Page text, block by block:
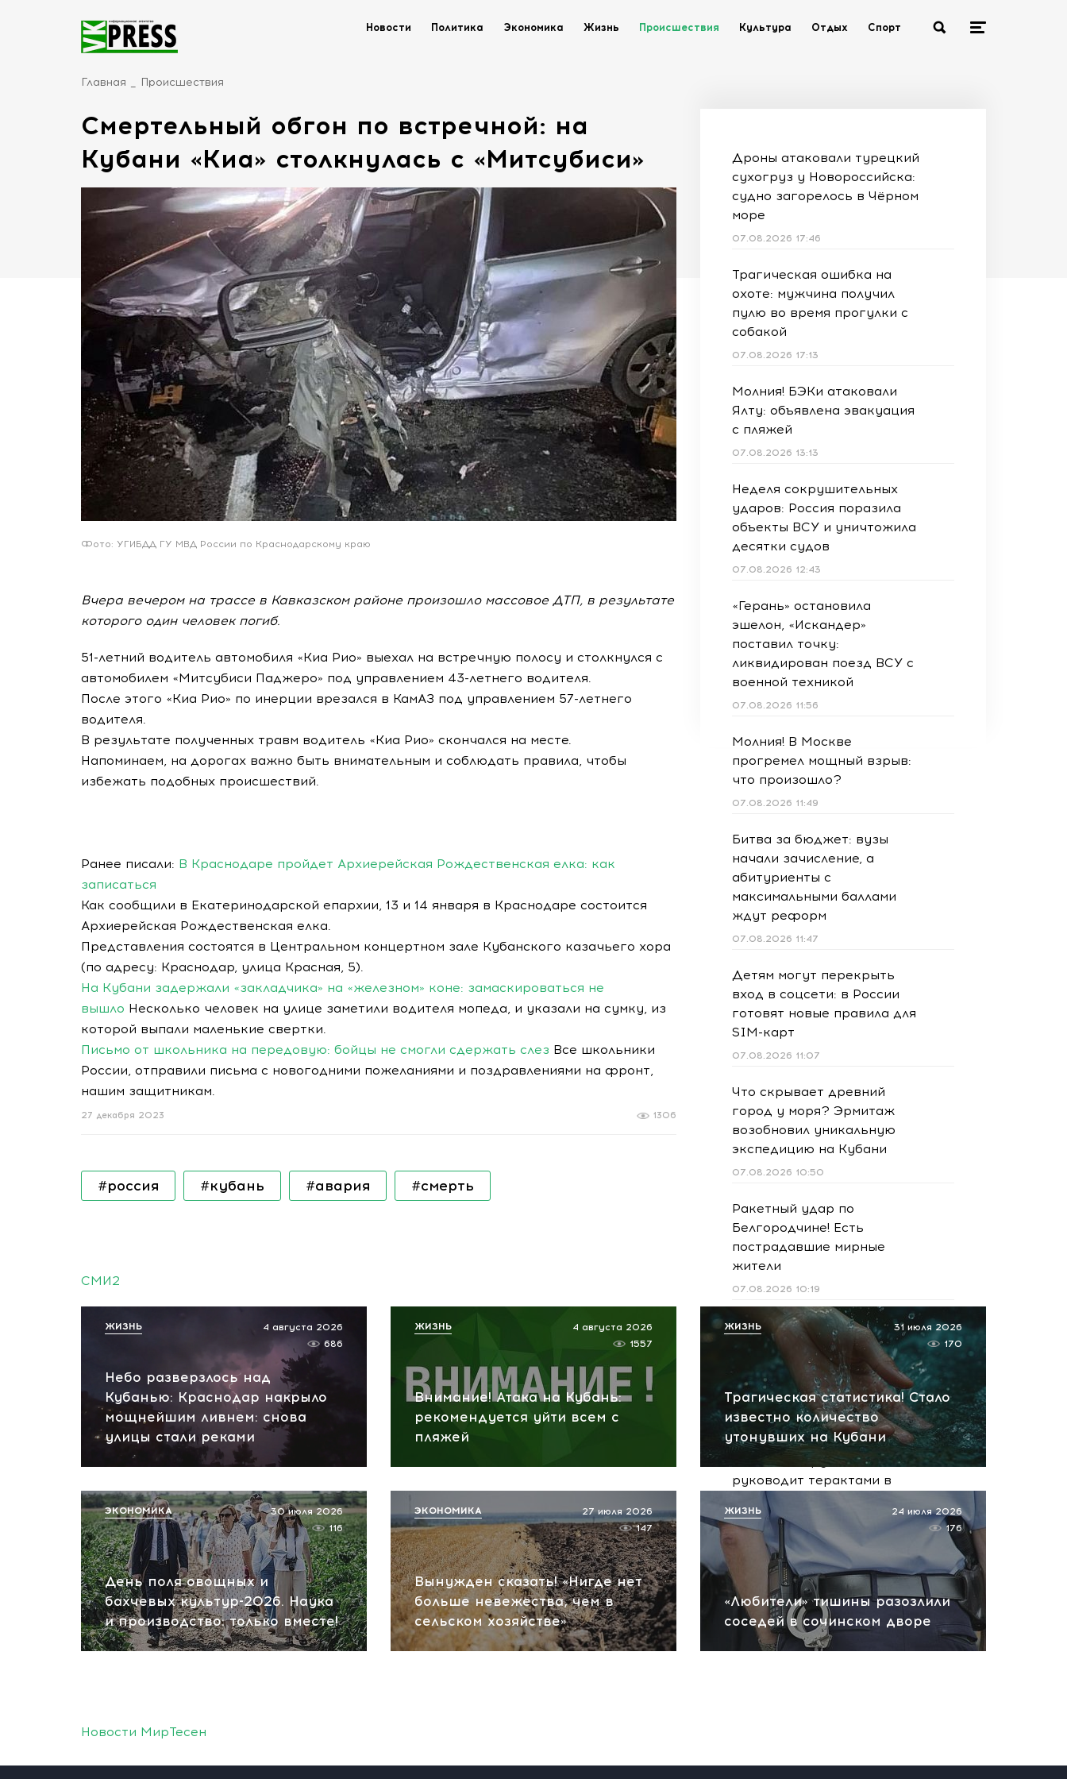
Новости Политика Экономика Жизнь Происшествия Культура Отдых Спорт
Главная Происшествия
Смертельный обгон по встречной: на
Кубани «Киа» столкнулась с «Митсубиси»
Фото: УГИБДД ГУ МВД России по Краснодарскому краю
Вчера вечером на трассе в Кавказском районе произошло массовое ДТП, в результате
которого один человек погиб.
51-летний водитель автомобиля «Киа Рио» выехал на встречную полосу и столкнулся с
автомобилем «Митсубиси Паджеро» под управлением 43-летнего водителя.
После этого «Киа Рио» по инерции врезался в КамАЗ под управлением 57-летнего
водителя.
В результате полученных травм водитель «Киа Рио» скончался на месте.
Напоминаем, на дорогах важно быть внимательным и соблюдать правила, чтобы
избежать подобных происшествий.
Ранее писали: В Краснодаре пройдет Архиерейская Рождественская елка: как
записаться
Как сообщили в Екатеринодарской епархии, 13 и 14 января в Краснодаре состоится
Архиерейская Рождественская елка.
Представления состоятся в Центральном концертном зале Кубанского казачьего хора
(по адресу: Краснодар, улица Красная, 5).
На Кубани задержали «закладчика» на «железном» коне: замаскироваться не
вышло Несколько человек на улице заметили водителя мопеда, и указали на сумку, из
которой выпали маленькие свертки.
Письмо от школьника на передовую: бойцы не смогли сдержать слез Все школьники
России, отправили письма с новогодними пожеланиями и поздравлениями на фронт,
нашим защитникам.
1306
27 декабря 2023
#россия #кубань #авария #смерть
Дроны атаковали турецкий
сухогруз у Новороссийска:
судно загорелось в Чёрном
море
07.08.2026 17:46
Трагическая ошибка на
охоте: мужчина получил
пулю во время прогулки с
собакой
07.08.2026 17:13
Молния! БЭКи атаковали
Ялту: объявлена эвакуация
с пляжей
07.08.2026 13:13
Неделя сокрушительных
ударов: Россия поразила
объекты ВСУ и уничтожила
десятки судов
07.08.2026 12:43
«Герань» остановила
эшелон, «Искандер»
поставил точку:
ликвидирован поезд ВСУ с
военной техникой
07.08.2026 11:56
Молния! В Москве
прогремел мощный взрыв:
что произошло?
07.08.2026 11:49
Битва за бюджет: вузы
начали зачисление, а
абитуриенты с
максимальными баллами
ждут реформ
07.08.2026 11:47
Детям могут перекрыть
вход в соцсети: в России
готовят новые правила для
SIM-карт
07.08.2026 11:07
Что скрывает древний
город у моря? Эрмитаж
возобновил уникальную
экспедицию на Кубани
07.08.2026 10:50
Ракетный удар по
Белгородчине! Есть
пострадавшие мирные
жители
07.08.2026 10:19
Срочно! В Геленджике и
Новороссийске громко -
работает ПВО:
рекомендуется уйти с
пляжей
07.08.2026 10:13
НАТО планирует и
руководит терактами в
России! Сенсационное
заявление хакеров
07.08.2026 10:07
СМИ2
Небо разверзлось над
Кубанью: Краснодар накрыло
мощнейшим ливнем: снова
улицы стали реками
4 августа 2026
686
ЖИЗНЬ
Внимание! Атака на Кубань:
рекомендуется уйти всем с
пляжей
4 августа 2026
1557
ЖИЗНЬ
Трагическая статистика! Стало
известно количество
утонувших на Кубани
31 июля 2026
170
ЖИЗНЬ
День поля овощных и
бахчевых культур-2026. Наука
и производство: только вместе!
30 июля 2026
116
ЭКОНОМИКА
Вынужден сказать! «Нигде нет
больше невежества, чем в
сельском хозяйстве»
27 июля 2026
147
ЭКОНОМИКА
«Любители» тишины разозлили
соседей в сочинском дворе
24 июля 2026
176
ЖИЗНЬ
Новости МирТесен